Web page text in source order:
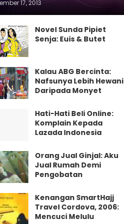
17, 2013
Novel Sunda Pipiet
Senja: Euis & Butet
Kalau ABG Bercinta:
Nafsunya Lebih Hewani
Daripada Monyet
Hati-Hati Beli Online:
Komplain Kepada
Lazada Indonesia
Orang Jual Ginjal: Aku
Jual Rumah Demi
Pengobatan
Kenangan SmartHajj
Travel Cordova, 2006:
Mencuci Melulu